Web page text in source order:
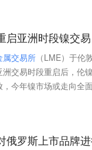
启亚洲时段镍交易
属交易所 （LME）于
交易时段重启后，伦
今年镍市场或走向全
俄罗斯上市品牌